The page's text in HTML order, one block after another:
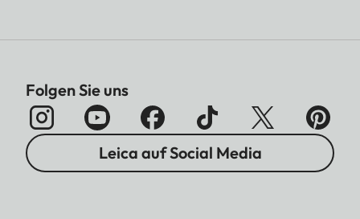
Folgen Sie uns
Leica auf Social Media